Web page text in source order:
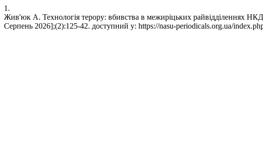
1.
Жив'юк А. Технологія терору: вбивства в межиріцьких райвідділеннях
Серпень 2026];(2):125-42. доступний у: https://nasu-periodicals.org.ua/